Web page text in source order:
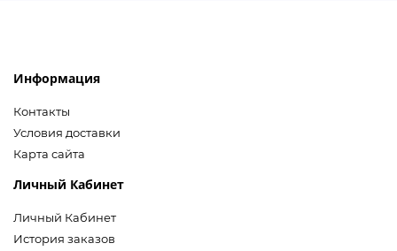
Информация
Контакты
Условия доставки
Карта сайта
Личный Кабинет
Личный Кабинет
История заказов